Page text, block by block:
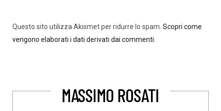
Questo sito utilizza Akismet per ridurre lo spam. Scopri come
vengono elaborati i dati derivati dai commenti
MASSIMO ROSATI